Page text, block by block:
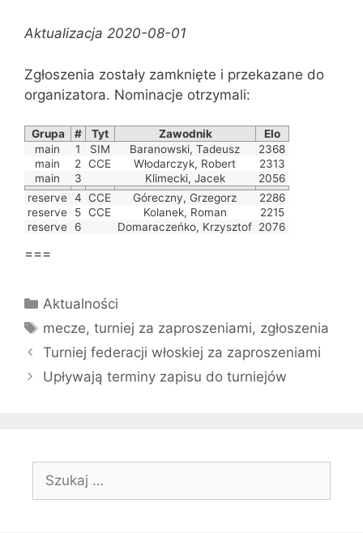
Aktualizacja 2020-08-01
Zgłoszenia zostały zamknięte i przekazane do
organizatora. Nominacje otrzymali:
Grupa # Tyt Zawodnik
Elo
main
1 SIM Baranowski, Tadeusz
2368
main
2 CCE Włodarczyk, Robert
2313
main
3 Klimecki, Jacek
2056
reserve 4 CCE Góreczny, Grzegorz
2286
reserve
5 CCE Kolanek, Roman
2215
reserve
6 Domaraczeńko, Krzysztof 2076
===
Kategorie
Aktualności
Tagi
mecze,turniej za zaproszeniami, zgłoszenia
Turniej federacji włoskiej za zaproszeniami
Upływają terminy zapisu do turniejów
Szukaj: